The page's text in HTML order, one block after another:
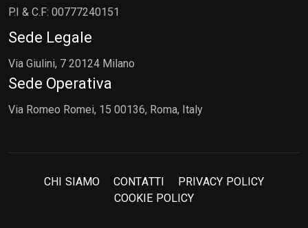
P.I & C.F: 00777240151
Sede Legale
Via Giulini, 7 20124 Milano
Sede Operativa
Via Romeo Romei, 15 00136, Roma, Italy
CHI SIAMO CONTATTI PRIVACY POLICY
COOKIE POLICY